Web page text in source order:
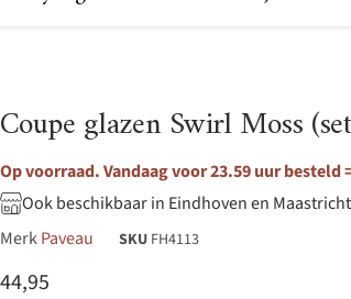
Coupe glazen Swirl Moss
Op voorraad. Vandaag voor 23.59 uur besteld
Ook beschikbaar in Eindhoven en
MerkPaveau SKU FH4113
Huidige prijs
44,95